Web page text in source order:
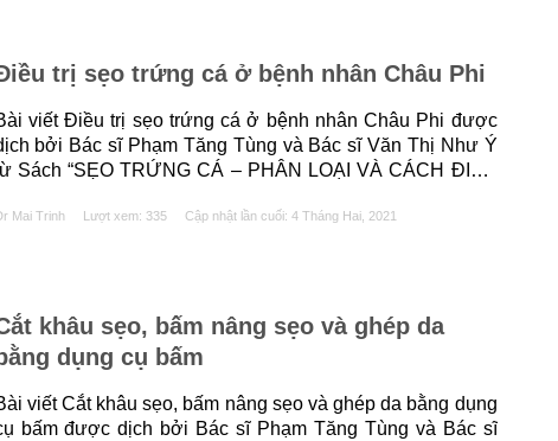
trị sẹo trứng cá ở bệnh nhân Châu Phi
viết Điều trị sẹo trứng cá ở bệnh nhân Châu Phi được
bởi Bác sĩ Phạm Tăng Tùng và Bác sĩ Văn Thị Như Ý
Sách “SẸO TRỨNG CÁ – PHÂN LOẠI VÀ CÁCH ĐIỀU
Fabbrocini, Kenneth R Beer. Giới......
Mai Trinh Lượt xem: 335 Cập nhật lần cuối: 4 Tháng Hai, 2021
khâu sẹo, bấm nâng sẹo và ghép da
dụng cụ bấm
viết Cắt khâu sẹo, bấm nâng sẹo và ghép da bằng dụng
bấm được dịch bởi Bác sĩ Phạm Tăng Tùng và Bác sĩ